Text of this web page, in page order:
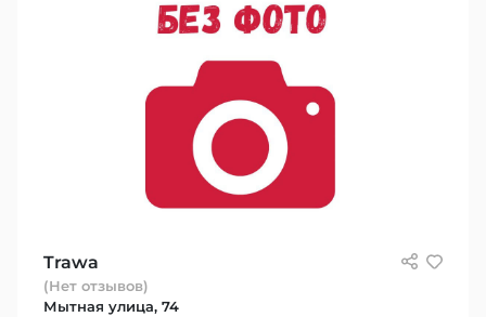
Trawa
(Нет отзывов)
Мытная улица, 74